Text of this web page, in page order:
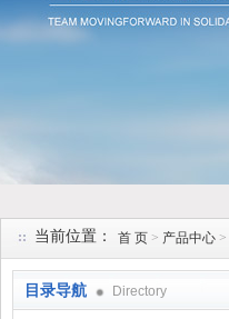
当前位置： 首 页 > 产品中心 >
目录导航 Directory